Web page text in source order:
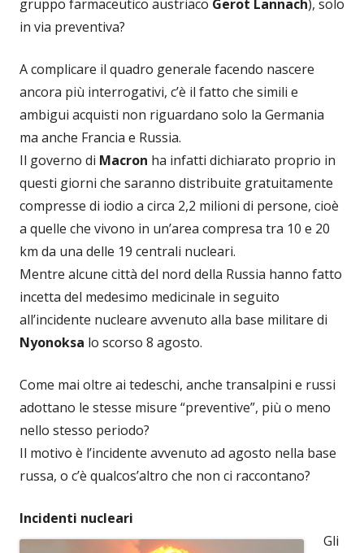
gruppo farmaceutico austriaco Gerot Lannach), solo
in via preventiva?
A complicare il quadro generale facendo nascere
ancora più interrogativi, c’è il fatto che simili e
ambigui acquisti non riguardano solo la Germania
ma anche Francia e Russia.
Il governo di Macron ha infatti dichiarato proprio in
questi giorni che saranno distribuite gratuitamente
compresse di iodio a circa 2,2 milioni di persone, cioè
a quelle che vivono in un’area compresa tra 10 e 20
km da una delle 19 centrali nucleari.
Mentre alcune città del nord della Russia hanno fatto
incetta del medesimo medicinale in seguito
all’incidente nucleare avvenuto alla base militare di
Nyonoksa lo scorso 8 agosto.
Come mai oltre ai tedeschi, anche transalpini e russi
adottano le stesse misure “preventive”, più o meno
nello stesso periodo?
Il motivo è l’incidente avvenuto ad agosto nella base
russa, o c’è qualcos’altro che non ci raccontano?
Incidenti nucleari
Gli